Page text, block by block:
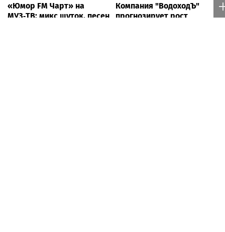
«Юмор FM Чарт» на
МУЗ‑ТВ: микс шуток, песен
Компания "ВодоходЪ"
прогнозирует рост